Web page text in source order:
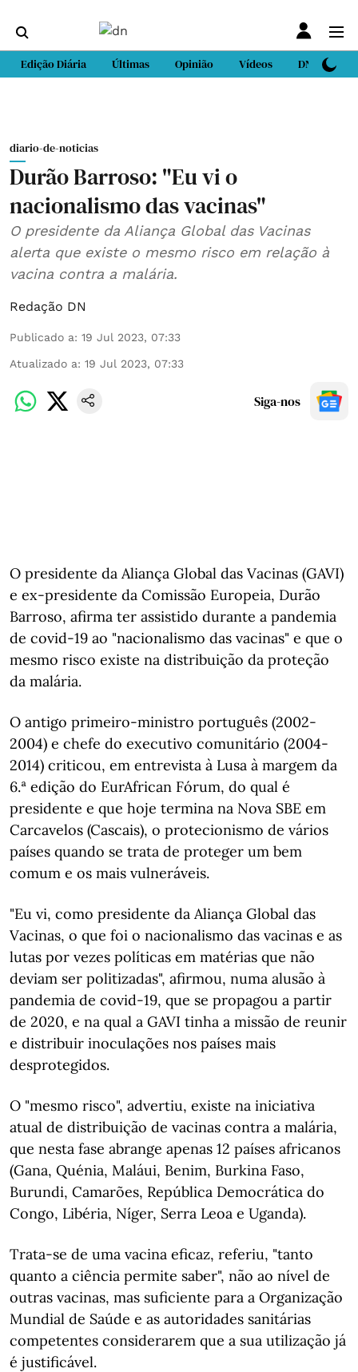
Edição Diária Últimas Opinião Vídeos DN Sport
diario-de-noticias
Durão Barroso: "Eu vi o
nacionalismo das vacinas"
O presidente da Aliança Global das Vacinas
alerta que existe o mesmo risco em relação à
vacina contra a malária.
Redação DN
Publicado a: 19 Jul 2023, 07:33
Atualizado a: 19 Jul 2023, 07:33
Siga-nos
O presidente da Aliança Global das Vacinas (GAVI)
e ex-presidente da Comissão Europeia, Durão
Barroso, afirma ter assistido durante a pandemia
de covid-19 ao "nacionalismo das vacinas" e que o
mesmo risco existe na distribuição da proteção
da malária.
O antigo primeiro-ministro português (2002-
2004) e chefe do executivo comunitário (2004-
2014) criticou, em entrevista à Lusa à margem da
6.ª edição do EurAfrican Fórum, do qual é
presidente e que hoje termina na Nova SBE em
Carcavelos (Cascais), o protecionismo de vários
países quando se trata de proteger um bem
comum e os mais vulneráveis.
"Eu vi, como presidente da Aliança Global das
Vacinas, o que foi o nacionalismo das vacinas e as
lutas por vezes políticas em matérias que não
deviam ser politizadas", afirmou, numa alusão à
pandemia de covid-19, que se propagou a partir
de 2020, e na qual a GAVI tinha a missão de reunir
e distribuir inoculações nos países mais
desprotegidos.
O "mesmo risco", advertiu, existe na iniciativa
atual de distribuição de vacinas contra a malária,
que nesta fase abrange apenas 12 países africanos
(Gana, Quénia, Maláui, Benim, Burkina Faso,
Burundi, Camarões, República Democrática do
Congo, Libéria, Níger, Serra Leoa e Uganda).
Trata-se de uma vacina eficaz, referiu, "tanto
quanto a ciência permite saber", não ao nível de
outras vacinas, mas suficiente para a Organização
Mundial de Saúde e as autoridades sanitárias
competentes considerarem que a sua utilização já
é justificável.